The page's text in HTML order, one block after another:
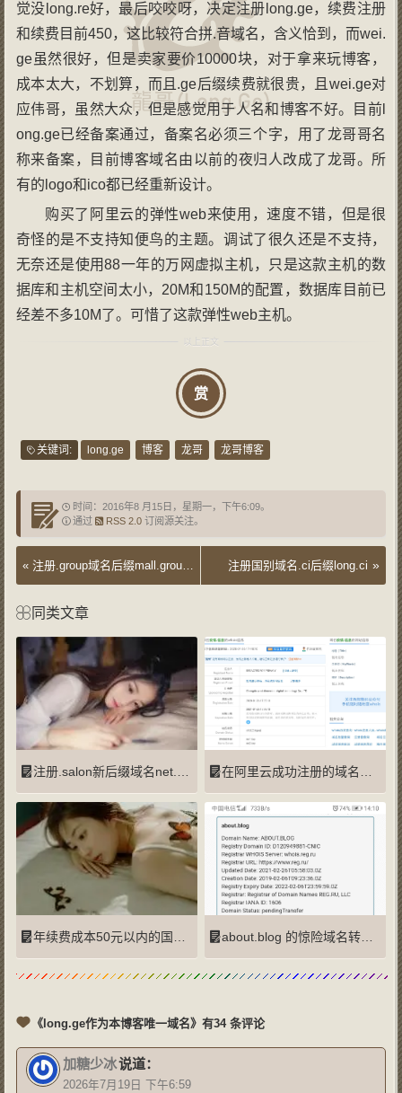
觉没long.re好，最后咬咬呀，决定注册long.ge，续费注册
和续费目前450，这比较符合拼.音域名，含义恰到，而wei.
ge虽然很好，但是卖家要价10000块，对于拿来玩博客，
成本太大，不划算，而且.ge后缀续费就很贵，且wei.ge对
应伟哥，虽然大众，但是感觉用于人名和博客不好。目前l
ong.ge已经备案通过，备案名必须三个字，用了龙哥哥名
称来备案，目前博客域名由以前的夜归人改成了龙哥。所
有的logo和ico都已经重新设计。
购买了阿里云的弹性web来使用，速度不错，但是很
奇怪的是不支持知便鸟的主题。调试了很久还是不支持，
无奈还是使用88一年的万网虚拟主机，只是这款主机的数
据库和主机空间太小，20M和150M的配置，数据库目前已
经差不多10M了。可惜了这款弹性web主机。
赏
关键词: long.ge 博客 龙哥 龙哥博客
时间：2016年8 月15日，星期一，下午6:09。
通过
RSS 2.0订阅源关注。
« 注册.group域名后缀mall.group、zero.group、bat.group、kpn.group 注册国别域名.ci后缀long.ci »
《long.ge作为本博客唯一域名》有34 条评论
加糖少冰说道：
2026年7月19日 下午6:59
同类文章
注册.salon新后缀域名net.salon 在阿里云成功注册的域名：疫情.中国被强制删除
年续费成本50元以内的国别域名及注册商整理 about.blog 的惊险域名转移旅程